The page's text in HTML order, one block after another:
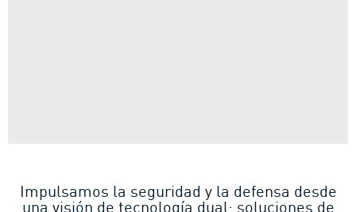
Impulsamos la seguridad y la defensa desde
una visión de tecnología dual: soluciones de